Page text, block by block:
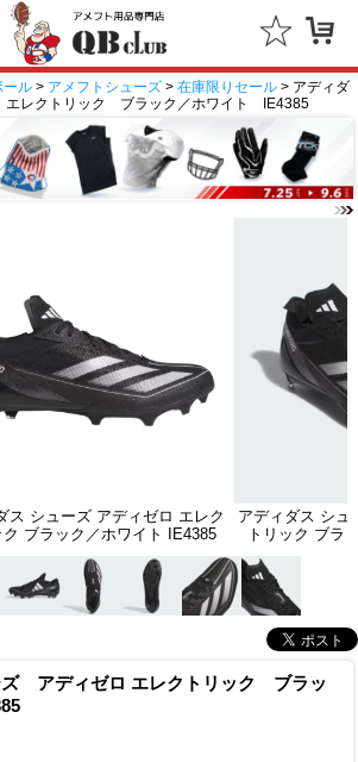
ール > アメフトシューズ > 在庫限りセール > アディダ
レクトリック ブラック／ホワイト IE4385
ス シューズ アディゼロ エレク
ク ブラック／ホワイト IE4385
アディダス シュ
トリック ブラ
アディゼロ エレクトリック ブラッ